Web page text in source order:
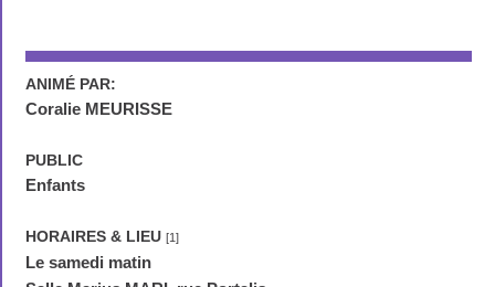
ANIMÉ PAR:
Coralie MEURISSE
PUBLIC
Enfants
HORAIRES & LIEU [1]
Le samedi matin